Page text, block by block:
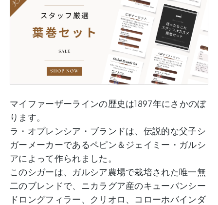
マイファーザーラインの歴史は1897年にさかのぼ
ります。
ラ・オプレンシア・ブランドは、伝説的な父子シ
ガーメーカーであるペピン＆ジェイミー・ガルシ
アによって作られました。
このシガーは、ガルシア農場で栽培された唯一無
二のブレンドで、ニカラグア産のキューバンシー
ドロングフィラー、クリオロ、コローホバインダ